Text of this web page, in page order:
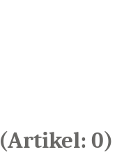
(Artikel: 0)